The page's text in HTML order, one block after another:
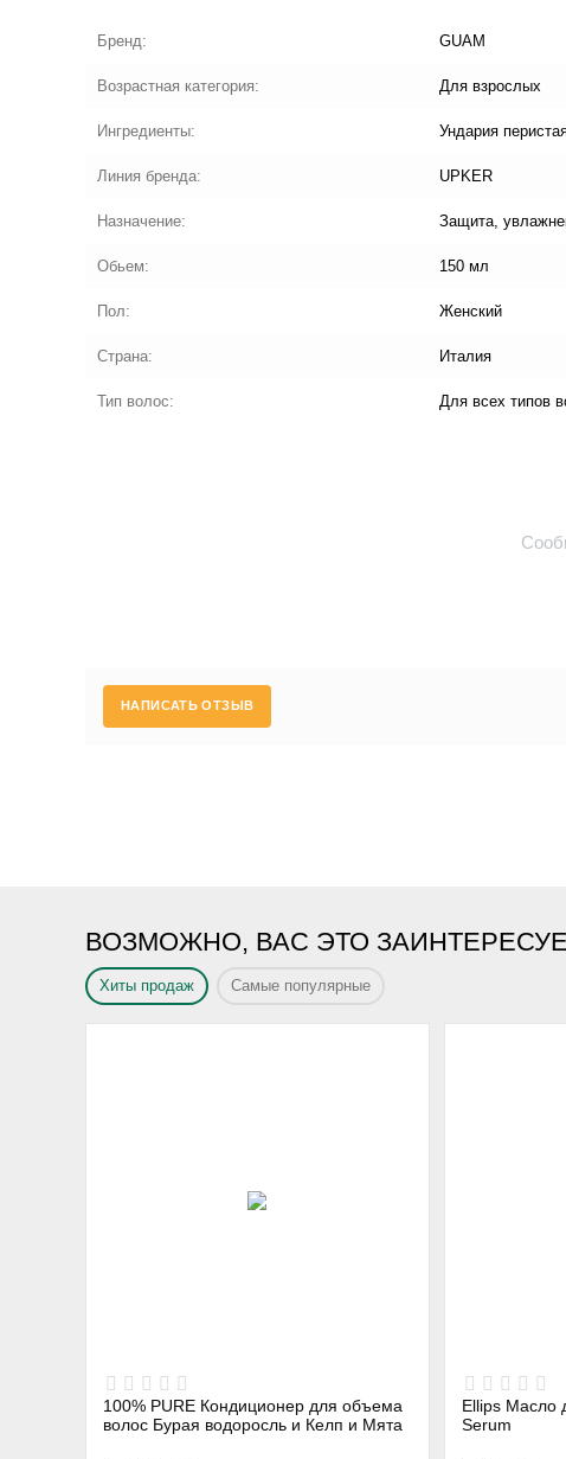
Бренд: GUAM
Возрастная категория: Для взрослых
Ингредиенты: Ундария
Линия бренда: UPKER
Назначение: Защита,
Обьем: 150 мл
Пол: Женский
Страна: Италия
Тип волос: Для всех типов
НАПИСАТЬ ОТЗЫВ
ВОЗМОЖНО, ВАС ЭТО
Хиты продаж Самые популярные
100% PURE Кондиционер для объема
волос Бурая водоросль и Келп и Мята
Ellips Масло
Serum